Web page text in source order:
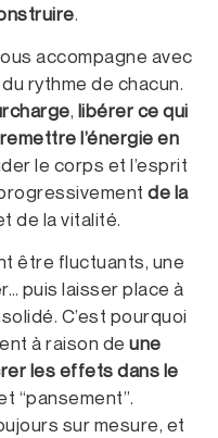
.
accompagne avec
rythme de chacun.
, libérer ce qui
remettre l’énergie en
le corps et l’esprit
de la
de la vitalité.
être fluctuants, une
puis laisser place à
C’est pourquoi
à raison deune
les effets dans le
“pansement”.
sur mesure, et